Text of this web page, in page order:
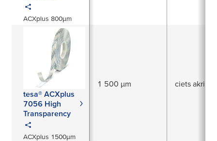
ACXplus 800µm
tesa® ACXplus
7056 High
Transparency
ACXplus 1500µm
1 500 µm ciets akrils